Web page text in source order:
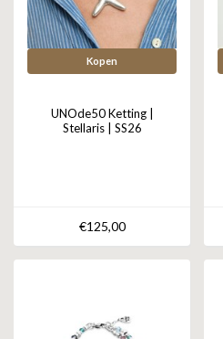
Kopen
UNOde50 Ketting |
Stellaris | SS26
€125,00